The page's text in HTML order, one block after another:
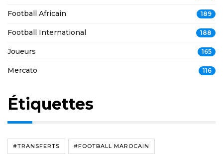
Football Africain 189
Football International 188
Joueurs 165
Mercato 116
Étiquettes
#TRANSFERTS #FOOTBALL MAROCAIN